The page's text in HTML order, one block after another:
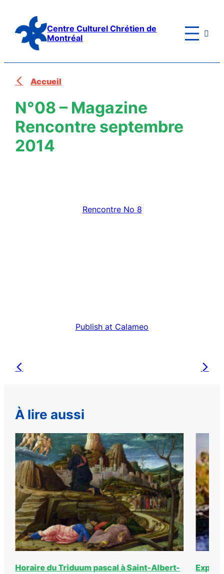
contenu
Centre Culturel Chrétien de
Montréal

Accueil
N°08 – Magazine
Rencontre septembre
2014
Rencontre No 8
Publish at Calameo
À lire aussi
Horaire du Triduum pascal à Saint-Albert-